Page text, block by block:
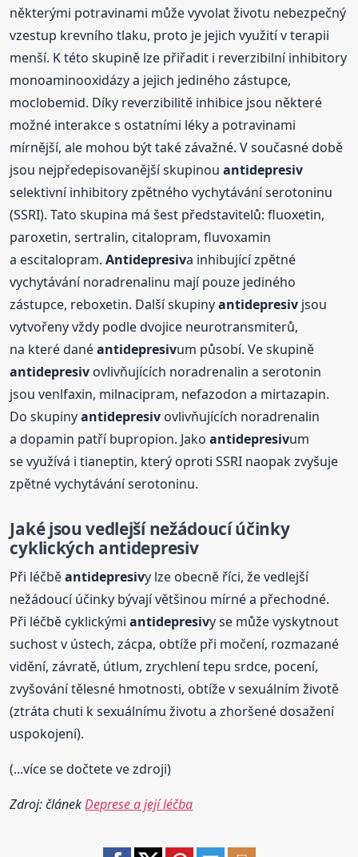
některými potravinami může vyvolat životu nebezpečný
vzestup krevního tlaku, proto je jejich využití v terapii
menší. K této skupině lze přiřadit i reverzibilní inhibitory
monoaminooxidázy a jejich jediného zástupce,
moclobemid. Díky reverzibilitě inhibice jsou některé
možné interakce s ostatními léky a potravinami
mírnější, ale mohou být také závažné. V současné době
jsou nejpředepisovanější skupinouantidepresiv
selektivní inhibitory zpětného vychytávání serotoninu
(SSRI). Tato skupina má šest představitelů: fluoxetin,
paroxetin, sertralin, citalopram, fluvoxamin
a escitalopram.Antidepresiva inhibující zpětné
vychytávání noradrenalinu mají pouze jediného
zástupce, reboxetin. Další skupinyantidepresiv jsou
vytvořeny vždy podle dvojice neurotransmiterů,
na které danéantidepresivum působí. Ve skupině
antidepresiv ovlivňujících noradrenalin a serotonin
jsou venlfaxin, milnacipram, nefazodon a mirtazapin.
Do skupinyantidepresiv ovlivňujících noradrenalin
a dopamin patří bupropion. Jakoantidepresivum
se využívá i tianeptin, který oproti SSRI naopak zvyšuje
zpětné vychytávání serotoninu.
Jaké jsou vedlejší nežádoucí účinky
cyklických antidepresiv
Při léčběantidepresivy lze obecně říci, že vedlejší
nežádoucí účinky bývají většinou mírné a přechodné.
Při léčbě cyklickýmiantidepresivy se může vyskytnout
suchost v ústech, zácpa, obtíže při močení, rozmazané
vidění, závratě, útlum, zrychlení tepu srdce, pocení,
zvyšování tělesné hmotnosti, obtíže v sexuálním životě
(ztráta chuti k sexuálnímu životu a zhoršené dosažení
uspokojení).
(...více se dočtete ve zdroji)
Zdroj: článekDeprese a její léčba